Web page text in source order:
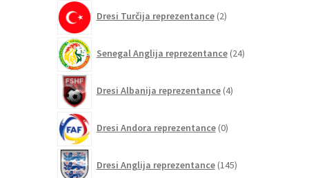
Dresi Turčija reprezentance 2izdelka
Senegal Anglija reprezentance 24izdelkov
Dresi Albanija reprezentance 4izdelki
Dresi Andora reprezentance 0izdelkov
Dresi Anglija reprezentance 145izdelkov